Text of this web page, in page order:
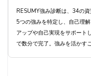
た強みを発見し、キ
を実現しよう
RESUMY強み診断は、34の
5つの強みを特定し、自己理
アップや自己実現をサポート
で数分で完了。強みを活かす